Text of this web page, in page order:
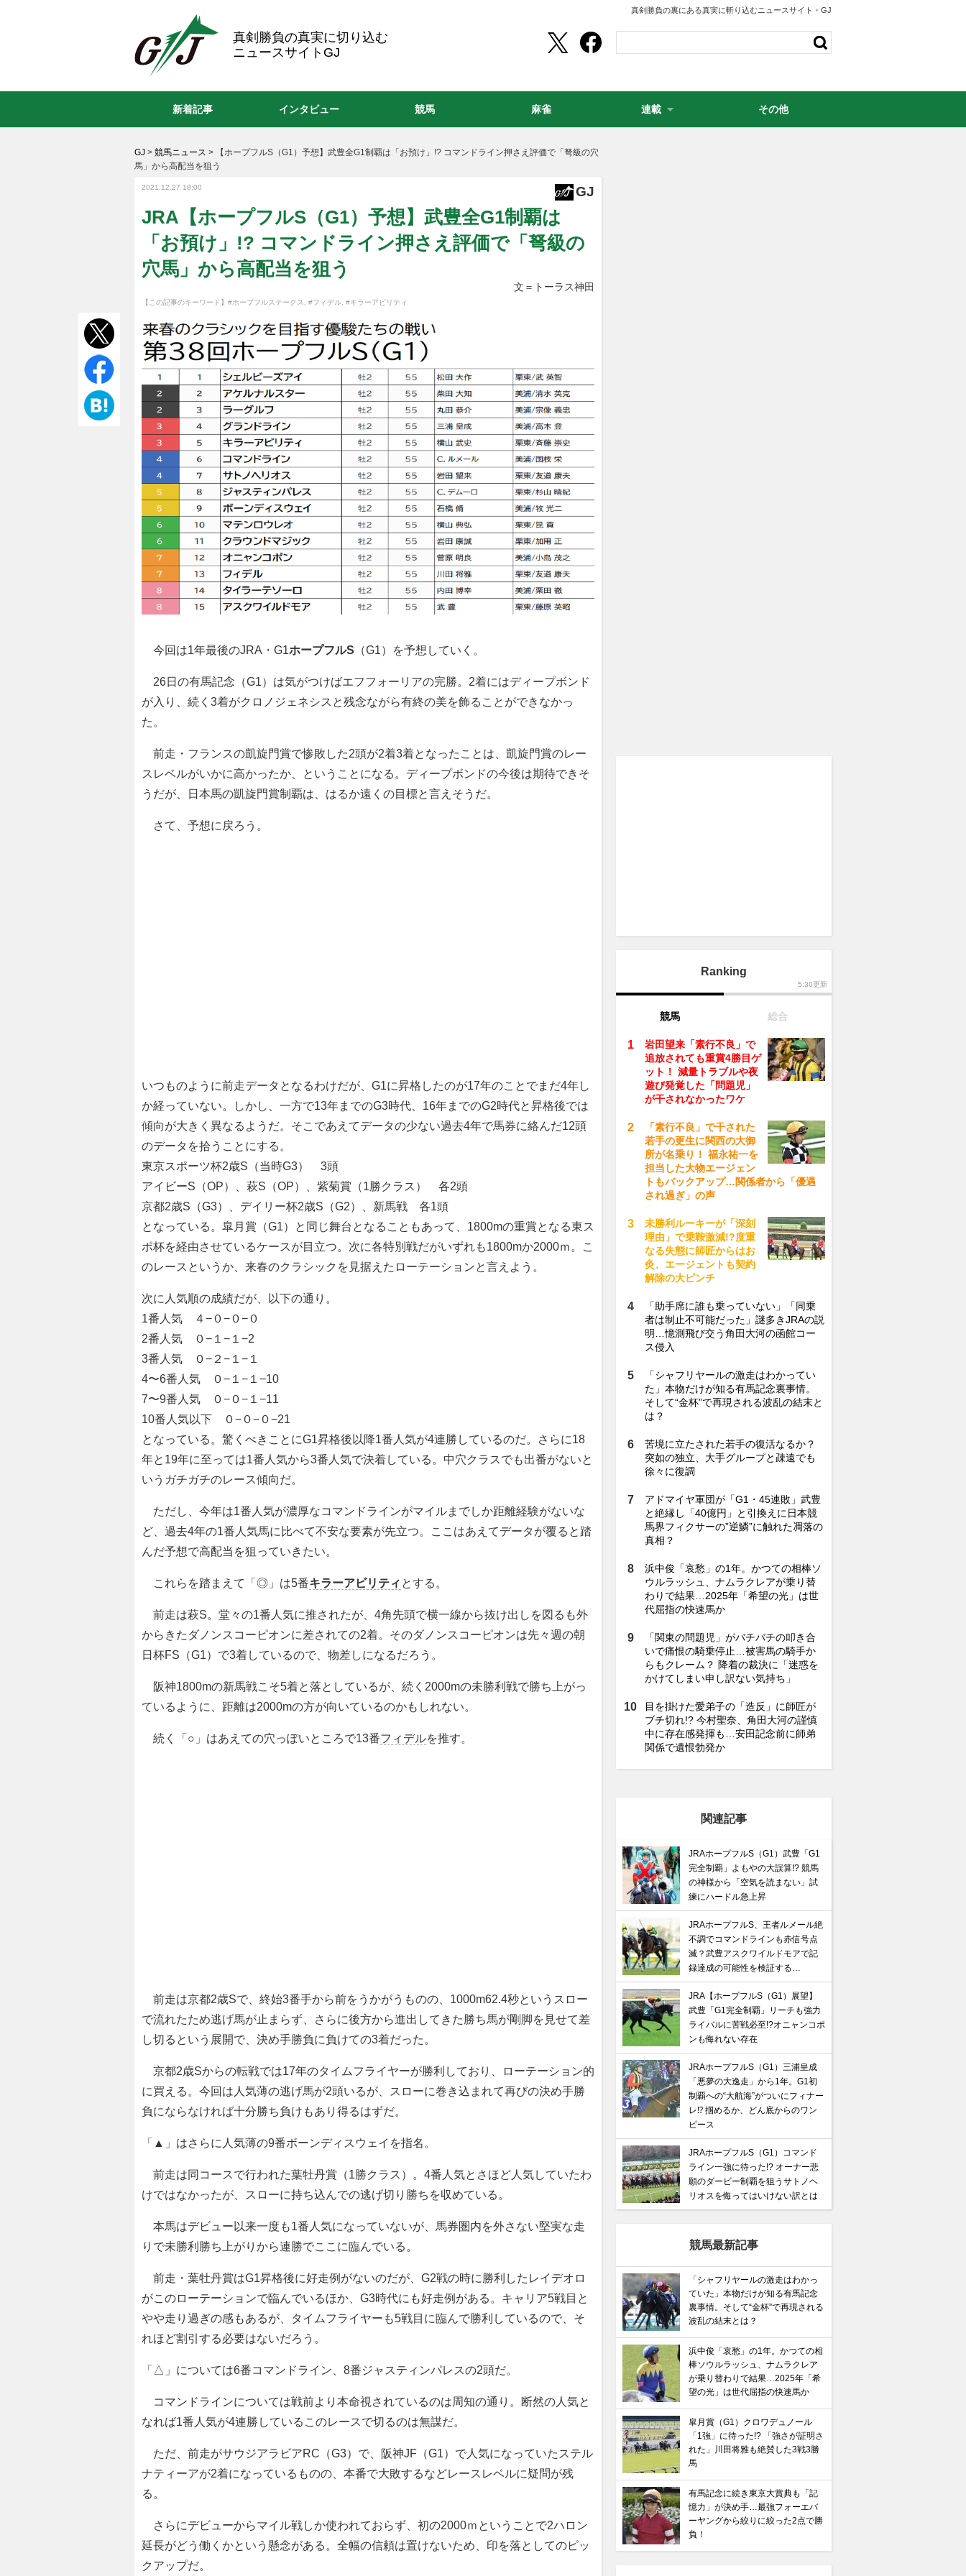
真剣勝負の裏にある真実に斬り込むニュースサイト・GJ
真剣勝負の真実に切り込む
ニュースサイトGJ
GJ > 競馬ニュース >
【ホープフルS（G1）予想】武豊全G1制覇は「お預け」!? コマンドライン押さえ評価で「弩級の穴
馬」から高配当を狙う
2021.12.27 18:00 GJ
JRA【ホープフルS（G1）予想】武豊全G1制覇は
「お預け」!? コマンドライン押さえ評価で「弩級の
穴馬」から高配当を狙う
文＝トーラス神田
【この記事のキーワード】 #ホープフルステークス #フィデル #キラーアビリティ
今回は1年最後のJRA・G1ホープフルS （G1）を予想していく。
26日の有馬記念（G1）は気がつけばエフフォーリアの完勝。2着にはディープボンド
が入り、続く3着がクロノジェネシスと残念ながら有終の美を飾ることができなかっ
た。
前走・フランスの凱旋門賞で惨敗した2頭が2着3着となったことは、凱旋門賞のレー
スレベルがいかに高かったか、ということになる。ディープボンドの今後は期待できそ
うだが、日本馬の凱旋門賞制覇は、はるか遠くの目標と言えそうだ。
さて、予想に戻ろう。
いつものように前走データとなるわけだが、G1に昇格したのが17年のことでまだ4年し
か経っていない。しかし、一方で13年までのG3時代、16年までのG2時代と昇格後では
傾向が大きく異なるようだ。そこであえてデータの少ない過去4年で馬券に絡んだ12頭
のデータを拾うことにする。
東京スポーツ杯2歳S（当時G3） 3頭
アイビーS（OP）、萩S（OP）、紫菊賞（1勝クラス） 各2頭
京都2歳S（G3）、デイリー杯2歳S（G2）、新馬戦 各1頭
となっている。皐月賞（G1）と同じ舞台となることもあって、1800mの重賞となる東ス
ポ杯を経由させているケースが目立つ。次に各特別戦だがいずれも1800mか2000ｍ。こ
のレースというか、来春のクラシックを見据えたローテーションと言えよう。
次に人気順の成績だが、以下の通り。
1番人気 ４−０−０−０
2番人気 ０−１−１−2
3番人気 ０−２−１−１
4〜6番人気 ０−１−１−10
7〜9番人気 ０−０−１−11
10番人気以下 ０−０−０−21
となっている。驚くべきことにG1昇格後以降1番人気が4連勝しているのだ。さらに18
年と19年に至っては1番人気から3番人気で決着している。中穴クラスでも出番がないと
いうガチガチのレース傾向だ。
ただし、今年は1番人気が濃厚なコマンドラインがマイルまでしか距離経験がないな
ど、過去4年の1番人気馬に比べて不安な要素が先立つ。ここはあえてデータが覆ると踏
んだ予想で高配当を狙っていきたい。
これらを踏まえて「◎」は5番キラーアビリティ とする。
前走は萩S。堂々の1番人気に推されたが、4角先頭で横一線から抜け出しを図るも外
からきたダノンスコーピオンに差されての2着。そのダノンスコーピオンは先々週の朝
日杯FS（G1）で3着しているので、物差しになるだろう。
阪神1800mの新馬戦こそ5着と落としているが、続く2000mの未勝利戦で勝ち上がっ
ているように、距離は2000mの方が向いているのかもしれない。
続く「○」はあえての穴っぽいところで13番フィデルを推す。
前走は京都2歳Sで、終始3番手から前をうかがうものの、1000m62.4秒というスロー
で流れたため逃げ馬が止まらず、さらに後方から進出してきた勝ち馬が剛脚を見せて差
し切るという展開で、決め手勝負に負けての3着だった。
京都2歳Sからの転戦では17年のタイムフライヤーが勝利しており、ローテーション的
に買える。今回は人気薄の逃げ馬が2頭いるが、スローに巻き込まれて再びの決め手勝
負にならなければ十分勝ち負けもあり得るはずだ。
「▲」はさらに人気薄の9番ボーンディスウェイを指名。
前走は同コースで行われた葉牡丹賞（1勝クラス）。4番人気とさほど人気していたわ
けではなかったが、スローに持ち込んでの逃げ切り勝ちを収めている。
本馬はデビュー以来一度も1番人気になっていないが、馬券圏内を外さない堅実な走
りで未勝利勝ち上がりから連勝でここに臨んでいる。
前走・葉牡丹賞はG1昇格後に好走例がないのだが、G2戦の時に勝利したレイデオロ
がこのローテーションで臨んでいるほか、G3時代にも好走例がある。キャリア5戦目と
やや走り過ぎの感もあるが、タイムフライヤーも5戦目に臨んで勝利しているので、そ
れほど割引する必要はないだろう。
「△」については6番コマンドライン、8番ジャスティンパレスの2頭だ。
コマンドラインについては戦前より本命視されているのは周知の通り。断然の人気と
なれば1番人気が4連勝しているこのレースで切るのは無謀だ。
ただ、前走がサウジアラビアRC（G3）で、阪神JF（G1）で人気になっていたステル
ナティーアが2着になっているものの、本番で大敗するなどレースレベルに疑問が残
る。
さらにデビューからマイル戦しか使われておらず、初の2000ｍということで2ハロン
延長がどう働くかという懸念がある。全幅の信頼は置けないため、印を落としてのピッ
クアップだ。
Ranking
5:30更新
競馬 総合
岩田望来「素行不良」で
追放されても重賞4勝目ゲ
ット！ 減量トラブルや夜
遊び発覚した「問題児」
が干されなかったワケ
「素行不良」で干された
若手の更生に関西の大御
所が名乗り！ 福永祐一を
担当した大物エージェン
トもバックアップ…関係者から「優遇
され過ぎ」の声
未勝利ルーキーが「深刻
理由」で乗鞍激減!?度重
なる失態に師匠からはお
灸、エージェントも契約
解除の大ピンチ
「助手席に誰も乗っていない」「同乗
者は制止不可能だった」謎多きJRAの説
明…憶測飛び交う角田大河の函館コー
ス侵入
「シャフリヤールの激走はわかってい
た」本物だけが知る有馬記念裏事情。
そして“金杯”で再現される波乱の結末と
は？
苦境に立たされた若手の復活なるか？
突如の独立、大手グループと疎遠でも
徐々に復調
アドマイヤ軍団が「G1・45連敗」武豊
と絶縁し「40億円」と引換えに日本競
馬界フィクサーの”逆鱗”に触れた凋落の
真相？
浜中俊「哀愁」の1年。かつての相棒ソ
ウルラッシュ、ナムラクレアが乗り替
わりで結果…2025年「希望の光」は世
代屈指の快速馬か
「関東の問題児」がバチバチの叩き合
いで痛恨の騎乗停止…被害馬の騎手か
らもクレーム？ 降着の裁決に「迷惑を
かけてしまい申し訳ない気持ち」
目を掛けた愛弟子の「造反」に師匠が
ブチ切れ!? 今村聖奈、角田大河の謹慎
中に存在感発揮も…安田記念前に師弟
関係で遺恨勃発か
関連記事
JRAホープフルS（G1）武豊「G1
完全制覇」よもやの大誤算!? 競馬
の神様から「空気を読まない」試
練にハードル急上昇
JRAホープフルS、王者ルメール絶
不調でコマンドラインも赤信号点
滅？武豊アスクワイルドモアで記
録達成の可能性を検証する…
JRA【ホープフルS（G1）展望】
武豊「G1完全制覇」リーチも強力
ライバルに苦戦必至!?オニャンコポ
ンも侮れない存在
JRAホープフルS（G1）三浦皇成
「悪夢の大逸走」から1年。G1初
制覇への“大航海”がついにフィナー
レ⁉ 掴めるか、どん底からのワン
ピース
JRAホープフルS（G1）コマンド
ライン一強に待った!? オーナー︎悲
願のダービー制覇を狙うサトノヘ
リオスを侮ってはいけない訳とは
競馬最新記事
「シャフリヤールの激走はわかっ
ていた」本物だけが知る有馬記念
裏事情。そして“金杯”で再現される
波乱の結末とは？
浜中俊「哀愁」の1年。かつての相
棒ソウルラッシュ、ナムラクレア
が乗り替わりで結果…2025年「希
望の光」は世代屈指の快速馬か
皐月賞（G1）クロワデュノール
「1強」に待った!? 「強さが証明さ
れた」川田将雅も絶賛した3戦3勝
馬
有馬記念に続き東京大賞典も「記
憶力」が決め手…最強フォーエバ
ーヤングから絞りに絞った2点で勝
負！
新着記事 インタビュー 競馬 麻雀 連載 その他